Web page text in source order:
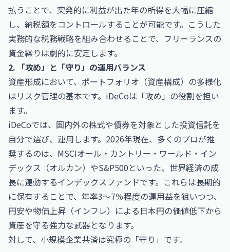
払うことで、突発的に利益が出た年の所得を大幅に圧縮
し、納税額をコントロールすることが可能です。こうした
実務的な税務戦略を組み合わせることで、フリーランスの
資金繰りは劇的に安定します。
2. 「攻め」と「守り」の運用バランス
資産形成において、ポートフォリオ（資産構成）の多様化
はリスク管理の基本です。iDeCoは「攻め」の役割を担い
ます。
iDeCoでは、国内外の株式や債券を対象とした投資信託を
自分で選び、運用します。2026年現在、多くのプロが推
奨するのは、MSCIオール・カントリー・ワールド・イン
デックス（オルカン）やS&P500といった、世界経済の成
長に連動するインデックスファンドです。これらは長期的
に保有することで、年率3〜7％程度の運用益を狙いつつ、
円安や物価上昇（インフレ）による日本円の価値低下から
資産を守る強力な武器となります。
対して、小規模企業共済は究極の「守り」です。